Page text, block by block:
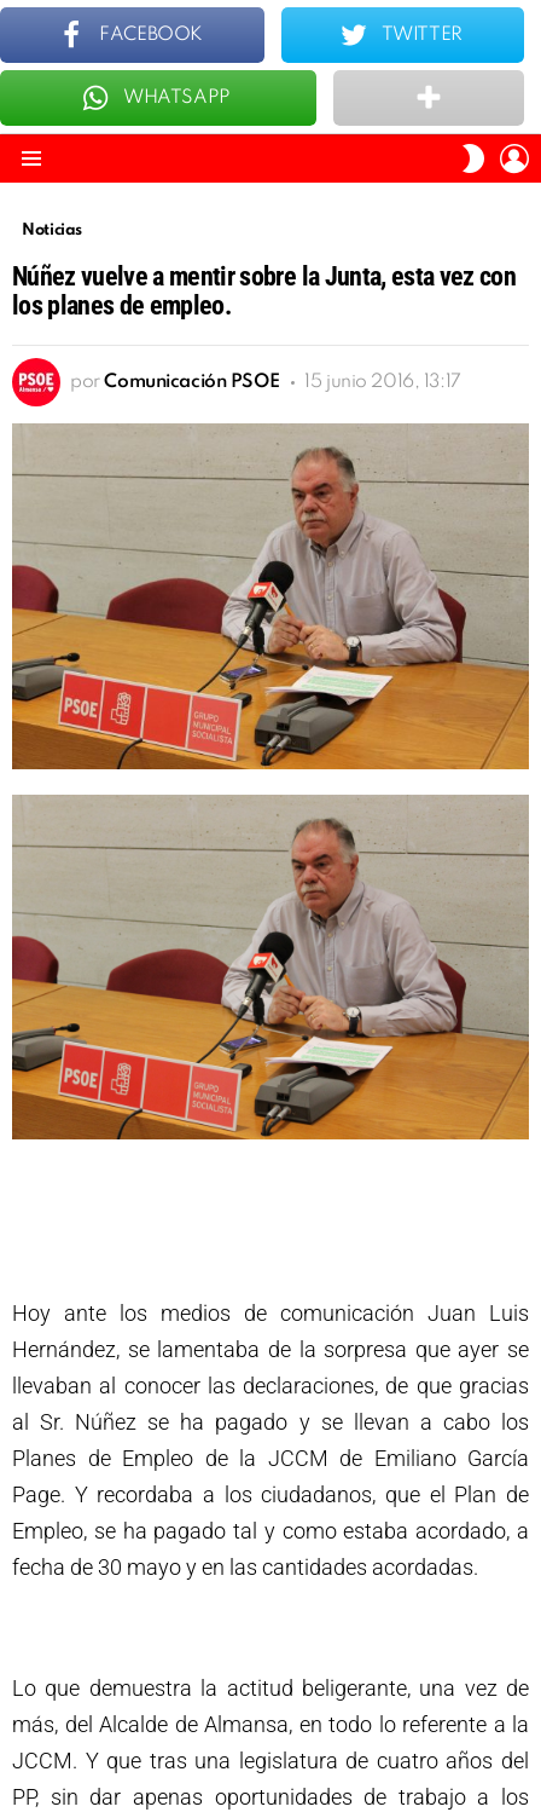
SKIN
Noticias
Núñez vuelve a mentir sobre la Junta, esta vez con
los planes de empleo.
por Comunicación PSOE 15 junio 2016, 13:17
Hoy ante los medios de comunicación Juan Luis
Hernández, se lamentaba de la sorpresa que ayer se
llevaban al conocer las declaraciones, de que gracias
al Sr. Núñez se ha pagado y se llevan a cabo los
Planes de Empleo de la JCCM de Emiliano García
Page. Y recordaba a los ciudadanos, que el Plan de
Empleo, se ha pagado tal y como estaba acordado, a
fecha de 30 mayo y en las cantidades acordadas.
Lo que demuestra la actitud beligerante, una vez de
más, del Alcalde de Almansa, en todo lo referente a la
JCCM. Y que tras una legislatura de cuatro años del
PP, sin dar apenas oportunidades de trabajo a los
FACEBOOK TWITTER
WHATSAPP